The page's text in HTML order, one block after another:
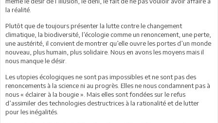
la réalité.
Plutôt que de toujours présenter la lutte contre le changement
climatique, la biodiversité, l’écologie comme un renoncement, une perte,
une austérité, il convient de montrer qu’elle ouvre les portes d’un monde
nouveau, plus humain, plus solidaire. Nous en avons les moyens mais il
nous manque le désir.
Les utopies écologiques ne sont pas impossibles et ne sont pas des
renoncements à la science ni au progrès. Elles ne nous condamnent pas à
nous « éclairer à la bougie ». Mais elles sont fondées sur le refus
d’assimiler des technologies destructrices à la rationalité et de lutter
pour les inégalités.